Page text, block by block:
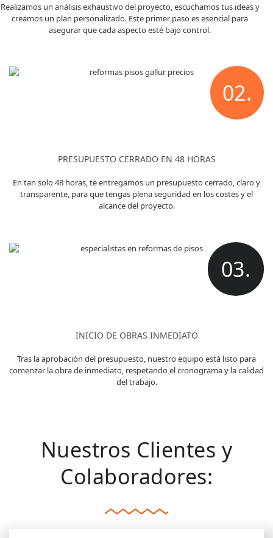
Realizamos un análisis exhaustivo del proyecto, escuchamos tus ideas y
creamos un plan personalizado. Este primer paso es esencial para
asegurar que cada aspecto esté bajo control.
02.
PRESUPUESTO CERRADO EN 48 HORAS
En tan solo 48 horas, te entregamos un presupuesto cerrado, claro y
transparente, para que tengas plena seguridad en los costes y el
alcance del proyecto.
03.
INICIO DE OBRAS INMEDIATO
Tras la aprobación del presupuesto, nuestro equipo está listo para
comenzar la obra de inmediato, respetando el cronograma y la calidad
del trabajo.
Nuestros Clientes y
Colaboradores: